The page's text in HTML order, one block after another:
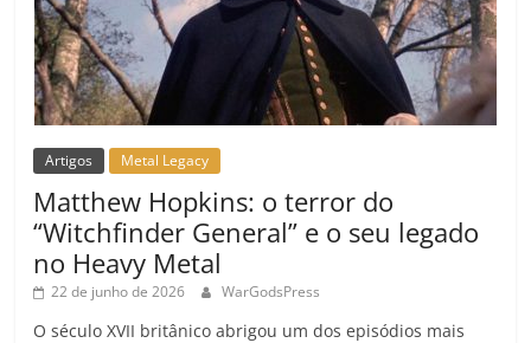
Artigos Metal Legacy
Matthew Hopkins: o terror do
“Witchfinder General” e o seu legado
no Heavy Metal
22 de junho de 2026 WarGodsPress
O século XVII britânico abrigou um dos episódios mais